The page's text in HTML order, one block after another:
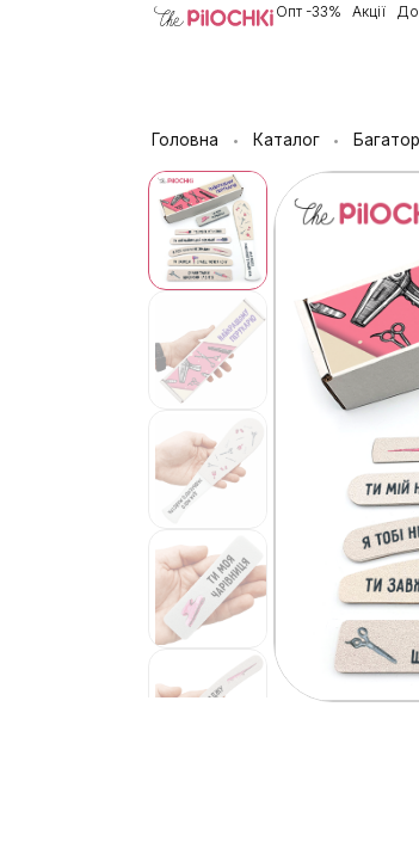
Опт -33% Акції
Головна • Каталог •